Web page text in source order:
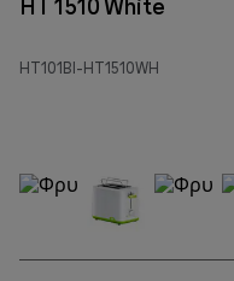
HT 1510 White
HT101BI-HT1510WH